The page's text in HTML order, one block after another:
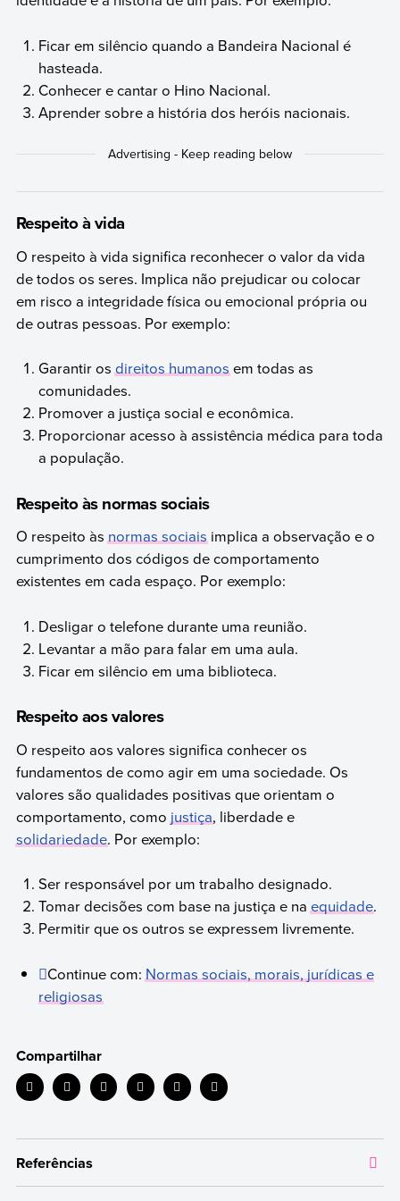
Ficar em silêncio quando a Bandeira Nacional é
hasteada.
Conhecer e cantar o Hino Nacional.
Aprender sobre a história dos heróis nacionais.
Respeito à vida
O respeito à vida significa reconhecer o valor da vida
de todos os seres. Implica não prejudicar ou colocar
em risco a integridade física ou emocional própria ou
de outras pessoas. Por exemplo:
Garantir osdireitos humanosem todas as
comunidades.
Promover a justiça social e econômica.
Proporcionar acesso à assistência médica para toda
a população.
Respeito às normas sociais
O respeito àsnormas sociaisimplica a observação e o
cumprimento dos códigos de comportamento
existentes em cada espaço. Por exemplo:
Desligar o telefone durante uma reunião.
Levantar a mão para falar em uma aula.
Ficar em silêncio em uma biblioteca.
Respeito aos valores
O respeito aos valores significa conhecer os
fundamentos de como agir em uma sociedade. Os
valores são qualidades positivas que orientam o
comportamento, como justiça, liberdade e
solidariedade. Por exemplo:
Ser responsável por um trabalho designado.
Tomar decisões com base na justiça e naequidade.
Permitir que os outros se expressem livremente.
Continue com: Normas sociais, morais, jurídicas e
religiosas
Compartilhar
Referências